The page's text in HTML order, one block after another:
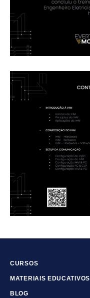
CURSOS
MATERIAIS EDUCATIVOS
BLOG